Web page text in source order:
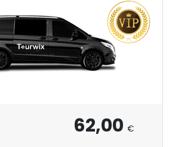
62,00 €